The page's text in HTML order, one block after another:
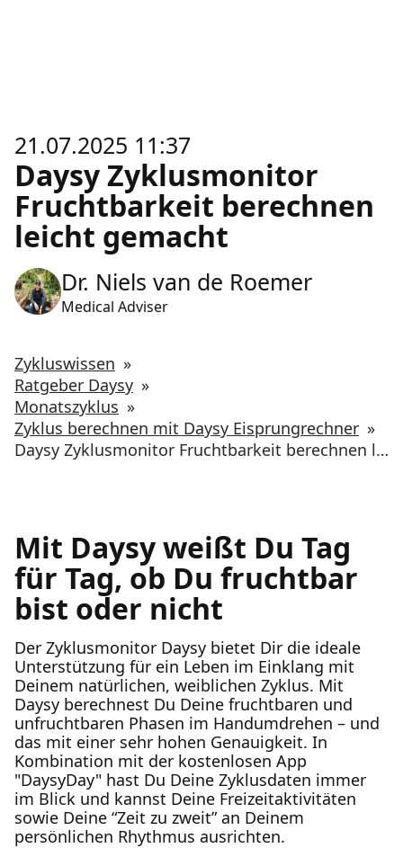
21.07.2025 11:37
Daysy Zyklusmonitor
Fruchtbarkeit berechnen
leicht gemacht
Dr. Niels van de Roemer
Medical Adviser
Zykluswissen »
Ratgeber Daysy »
Monatszyklus »
Zyklus berechnen mit Daysy Eisprungrechner »
Daysy Zyklusmonitor Fruchtbarkeit berechnen leicht gemacht
Mit Daysy weißt Du Tag
für Tag, ob Du fruchtbar
bist oder nicht
Der Zyklusmonitor Daysy bietet Dir die ideale
Unterstützung für ein Leben im Einklang mit
Deinem natürlichen, weiblichen Zyklus. Mit
Daysy berechnest Du Deine fruchtbaren und
unfruchtbaren Phasen im Handumdrehen – und
das mit einer sehr hohen Genauigkeit. In
Kombination mit der kostenlosen App
"DaysyDay" hast Du Deine Zyklusdaten immer
im Blick und kannst Deine Freizeitaktivitäten
sowie Deine “Zeit zu zweit” an Deinem
persönlichen Rhythmus ausrichten.